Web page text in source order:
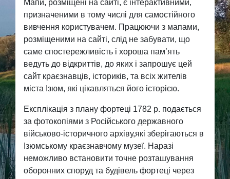
Мапи, розміщені на сайті, є інтерактивними,
призначеними в тому числі для самостійного
вивчення користувачем. Працюючи з мапами,
розміщеними на сайті, слід не забувати, що
саме спостережливість і хороша пам’ять
ведуть до відкриттів, до яких і запрошує цей
сайт краєзнавців, істориків, та всіх жителів
міста Ізюм, які цікавляться його історією.
Експлікація з плану фортеці 1782 р. подається
за фотокопіями з Російського державного
військово-історичного архіву,які зберігаються в
Ізюмському краєзнавчому музеї. Наразі
неможливо встановити точне розташування
оборонних споруд та будівель фортеці через